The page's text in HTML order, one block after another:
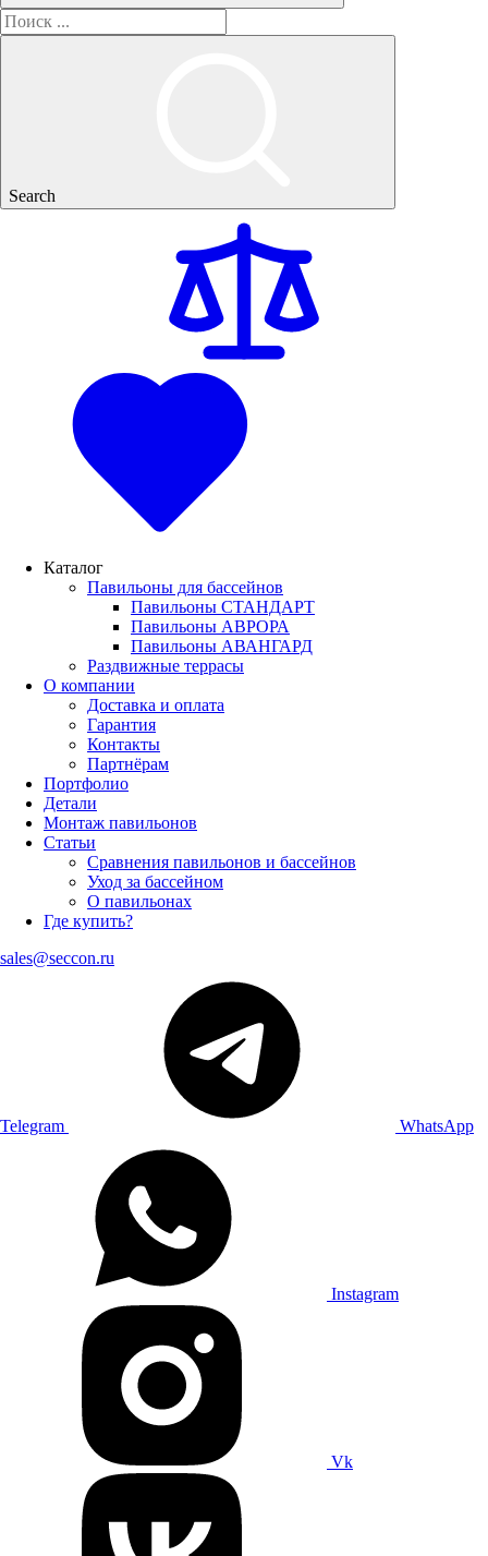
Search
Каталог
Павильоны для бассейнов
Павильоны СТАНДАРТ
Павильоны АВРОРА
Павильоны АВАНГАРД
Раздвижные террасы
О компании
Доставка и оплата
Гарантия
Контакты
Партнёрам
Портфолио
Детали
Монтаж павильонов
Статьи
Сравнения павильонов и бассейнов
Уход за бассейном
О павильонах
Где купить?
sales@seccon.ru
Telegram WhatsApp
Instagram
Vk